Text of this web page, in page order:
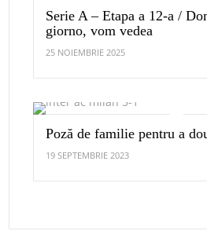
Serie A – Etapa a 12-a /
giorno, vom vedea
25 NOIEMBRIE 2025
Poză de familie pentru a
19 SEPTEMBRIE 2023